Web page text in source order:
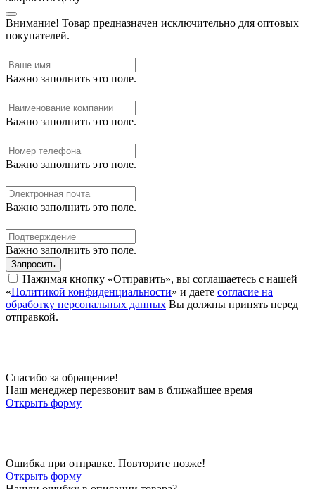
Внимание! Товар предназначен исключительно для оптовых
покупателей.
Важно заполнить это поле.
Важно заполнить это поле.
Важно заполнить это поле.
Важно заполнить это поле.
Важно заполнить это поле.
Запросить
Нажимая кнопку «Отправить», вы соглашаетесь с нашей
«Политикой конфиденциальности» и даете согласие на
обработку персональных данных Вы должны принять перед
отправкой.
Спасибо за обращение!
Наш менеджер перезвонит вам в ближайшее время
Открыть форму
Ошибка при отправке. Повторите позже!
Открыть форму